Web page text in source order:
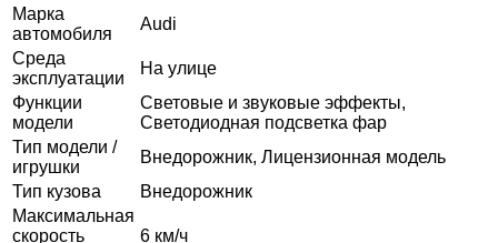
Марка
автомобиля
Audi
Среда
эксплуатации
На улице
Функции
модели
Световые и звуковые эффекты,
Светодиодная подсветка фар
Тип модели /
игрушки
Внедорожник, Лицензионная модель
Тип кузова
Внедорожник
Максимальная
скорость
6 км/ч